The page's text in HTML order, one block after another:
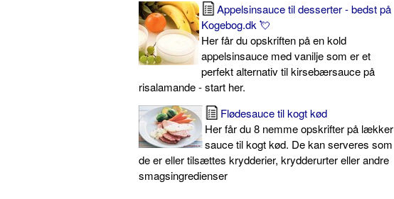
Appelsinsauce til desserter - bedst på
Kogebog.dk 💘
Her får du opskriften på en kold
appelsinsauce med vanilje som er et
perfekt alternativ til kirsebærsauce på
risalamande - start her.
Flødesauce til kogt kød
Her får du 8 nemme opskrifter på lækker
sauce til kogt kød. De kan serveres som
de er eller tilsættes krydderier, krydderurter eller andre
smagsingredienser